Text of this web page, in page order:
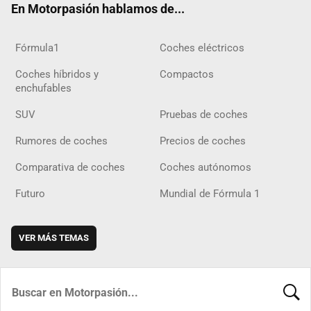
En Motorpasión hablamos de...
Fórmula1 Coches eléctricos
Coches híbridos y
enchufables
Compactos
SUV Pruebas de coches
Rumores de coches Precios de coches
Comparativa de coches Coches autónomos
Futuro Mundial de Fórmula 1
VER MÁS TEMAS